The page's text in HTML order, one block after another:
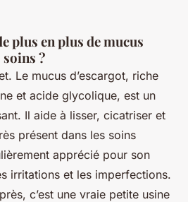
plus en plus de mucus
?
Le mucus d’escargot, riche
et acide glycolique, est un
Il aide à lisser, cicatriser et
présent dans les soins
apprécié pour son
irritations et les imperfections.
c’est une vraie petite usine